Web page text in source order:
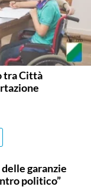
tra Città
delle garanzie
politico”